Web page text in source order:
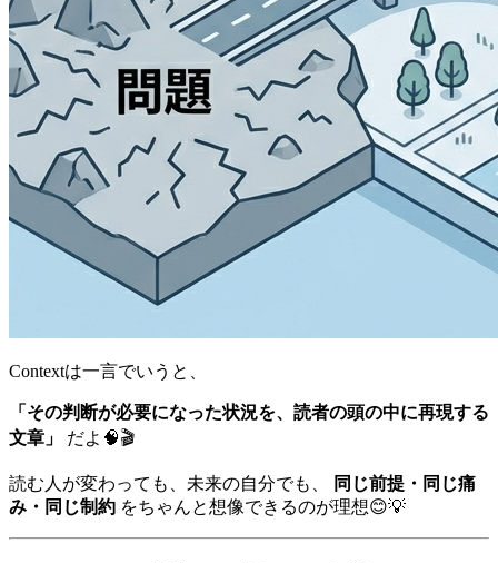
Contextは一言でいうと、
「その判断が必要になった状況を、読者の頭の中に再現する
文章」
だよ🧠🎬
読む人が変わっても、未来の自分でも、
同じ前提・同じ痛
み・同じ制約 をちゃんと想像できるのが理想😊💡